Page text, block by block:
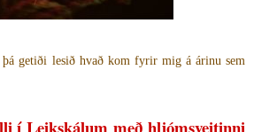
getiði lesið hvað kom fyrir mig á árinu sem